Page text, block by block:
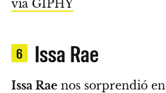
via GIPHY
6 Issa Rae
Issa Rae nos sorprendió en